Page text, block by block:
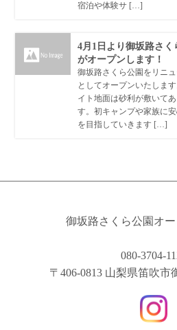
宿泊や体験サ […]
4月1日より御坂路さ
がオープンします！
御坂路さくら公園をリニ
としてオープンいたしま
イト地面は砂利が敷いて
す。初キャンプや家族に
を目指していきます […]
御坂路さくら公園オ
080-3704-
〒406-0813 山梨県笛吹市